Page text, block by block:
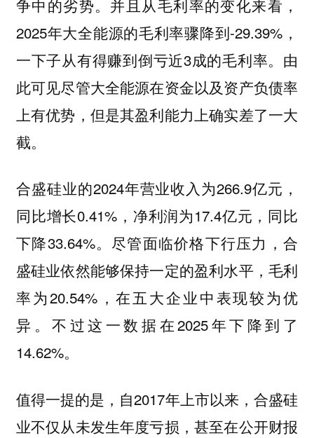
争中的劣势。并且从毛利率的变化来看，
2025年大全能源的毛利率骤降到-29.39%，
一下子从有得赚到倒亏近3成的毛利率。由
此可见尽管大全能源在资金以及资产负债率
上有优势，但是其盈利能力上确实差了一大
截。
合盛硅业的2024年营业收入为266.9亿元，
同比增长0.41%，净利润为17.4亿元，同比
下降33.64%。尽管面临价格下行压力，合
盛硅业依然能够保持一定的盈利水平，毛利
率为20.54%，在五大企业中表现较为优
异。不过这一数据在2025年下降到了
14.62%。
值得一提的是，自2017年上市以来，合盛硅
业不仅从未发生年度亏损，甚至在公开财报